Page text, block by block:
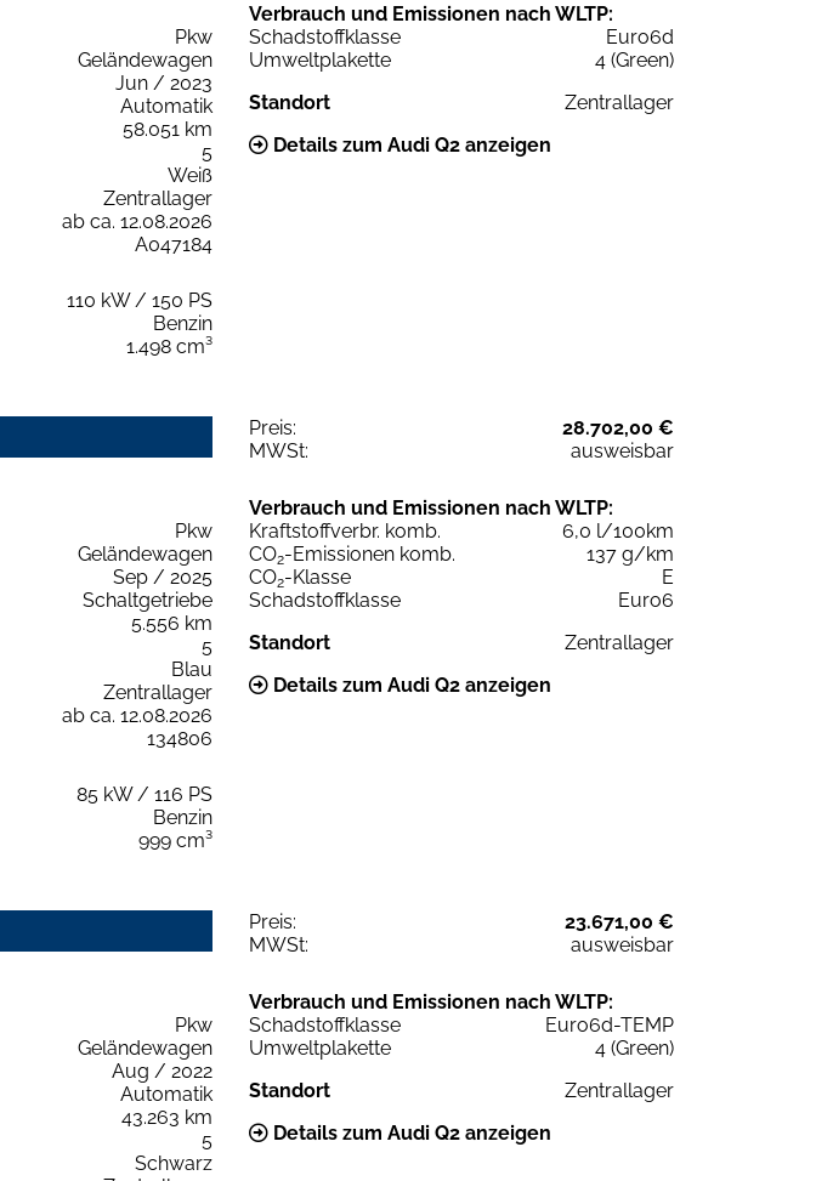
Pkw
Geländewagen
Jun / 2023
Automatik
58.051 km
5
Weiß
Zentrallager
ab ca. 12.08.2026
A047184
110 kW / 150 PS
Benzin
1.498 cm³
Verbrauch und Emissionen nach WLTP:
Schadstoffklasse
Euro6d
Umweltplakette
4 (Green)
Standort
Zentrallager
Details zum Audi Q2 anzeigen
Preis:
28.702,00 €
MWSt:
ausweisbar
Pkw
Geländewagen
Sep / 2025
Schaltgetriebe
5.556 km
5
Blau
Zentrallager
ab ca. 12.08.2026
134806
85 kW / 116 PS
Benzin
999 cm³
Verbrauch und Emissionen nach WLTP:
Kraftstoffverbr. komb.
6,0 l/100km
CO2-Emissionen komb.
137 g/km
CO2-Klasse
E
Schadstoffklasse
Euro6
Standort
Zentrallager
Details zum Audi Q2 anzeigen
Preis:
23.671,00 €
MWSt:
ausweisbar
Pkw
Geländewagen
Aug / 2022
Automatik
43.263 km
5
Schwarz
Verbrauch und Emissionen nach WLTP:
Schadstoffklasse
Euro6d-TEMP
Umweltplakette
4 (Green)
Standort
Zentrallager
Details zum Audi Q2 anzeigen